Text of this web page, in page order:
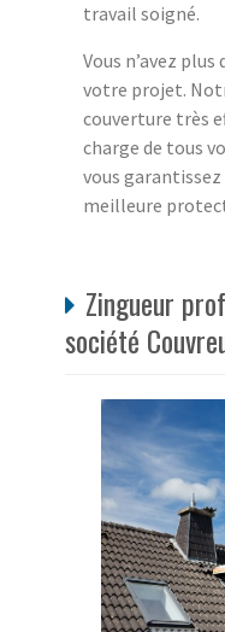
travail soigné.
Vous n’avez plus
votre projet.
couverture très
charge de tous
vous
meilleure
Zingueur
société